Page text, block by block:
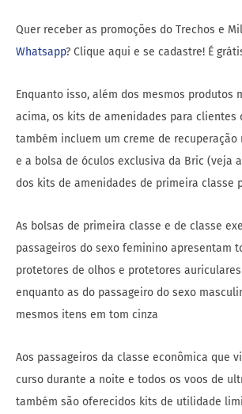
Quer receber as promoções do Trechos e
Whatsapp? Clique aqui e se cadastre! É
Enquanto isso, além dos mesmos produtos
acima, os kits de amenidades para clientes
também incluem um creme de
e a bolsa de óculos exclusiva da Bric (veja
dos kits de amenidades de primeira classe
As bolsas de primeira classe e de classe
passageiros do sexo feminino apresentam
protetores de olhos e protetores
enquanto as do passageiro do sexo
mesmos itens em tom cinza
Aos passageiros da classe econômica que
curso durante a noite e todos os voos de
também são oferecidos kits de utilidade